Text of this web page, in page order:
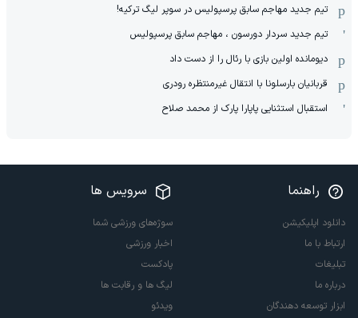
تیم جدید مهاجم سابق پرسپولیس در سوپر لیگ ترکیه!
تیم جدید سردار دورسون ، مهاجم سابق پرسپولیس
دیومانده اولین بازی با رئال را از دست داد
قربانیان بارسلونا با انتقال غیرمنتظره رودری
استقبال استثنایی پاپارا پارک از محمد صلاح
راهنما
دانلود اپلیکیشن
ارتباط با ما
تبلیغات
درباره ما
ابزار توسعه دهندگان
سرویس ها
سوژه‌های ورزشی شما
اخبار ورزشی
پادکست
لیگ ها و رقابت ها
ویدئو